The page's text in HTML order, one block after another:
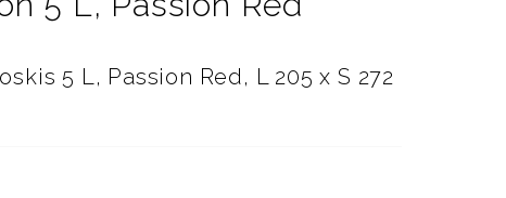
5 L, Passion Red, L 205 x S 272